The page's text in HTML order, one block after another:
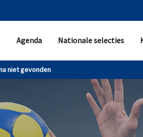
Agenda Nationale selecties
niet gevonden